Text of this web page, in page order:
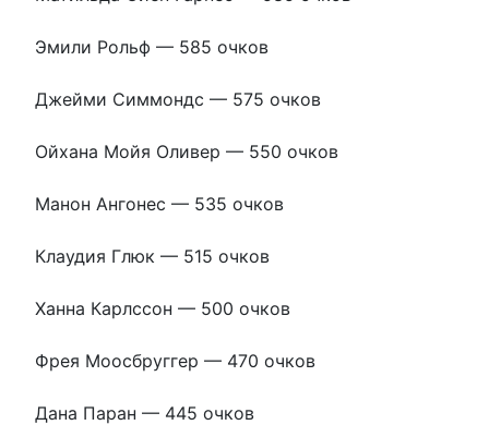
Эмили Рольф — 585 очков
Джейми Симмондс — 575 очков
Ойхана Мойя Оливер — 550 очков
Манон Ангонес — 535 очков
Клаудия Глюк — 515 очков
Ханна Карлссон — 500 очков
Фрея Моосбруггер — 470 очков
Дана Паран — 445 очков